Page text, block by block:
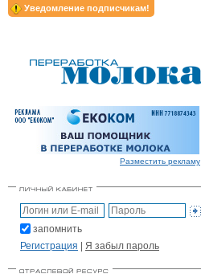
Уведомление подписчикам!
Разместить рекламу
запомнить
Регистрация | Я забыл пароль